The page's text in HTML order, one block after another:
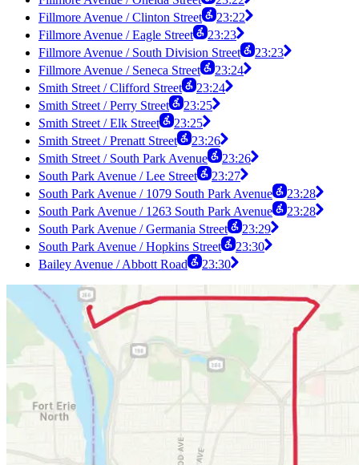
Fillmore Avenue / Clinton Street
23:22
Fillmore Avenue / Eagle Street
23:23
Fillmore Avenue / South Division Street
23:23
Fillmore Avenue / Seneca Street
23:24
Smith Street / Clifford Street
23:24
Smith Street / Perry Street
23:25
Smith Street / Elk Street
23:25
Smith Street / Prenatt Street
23:26
Smith Street / South Park Avenue
23:26
South Park Avenue / Lee Street
23:27
South Park Avenue / 1079 South Park Avenue
23:28
South Park Avenue / 1263 South Park Avenue
23:28
South Park Avenue / Germania Street
23:29
South Park Avenue / Hopkins Street
23:30
Bailey Avenue / Abbott Road
23:30